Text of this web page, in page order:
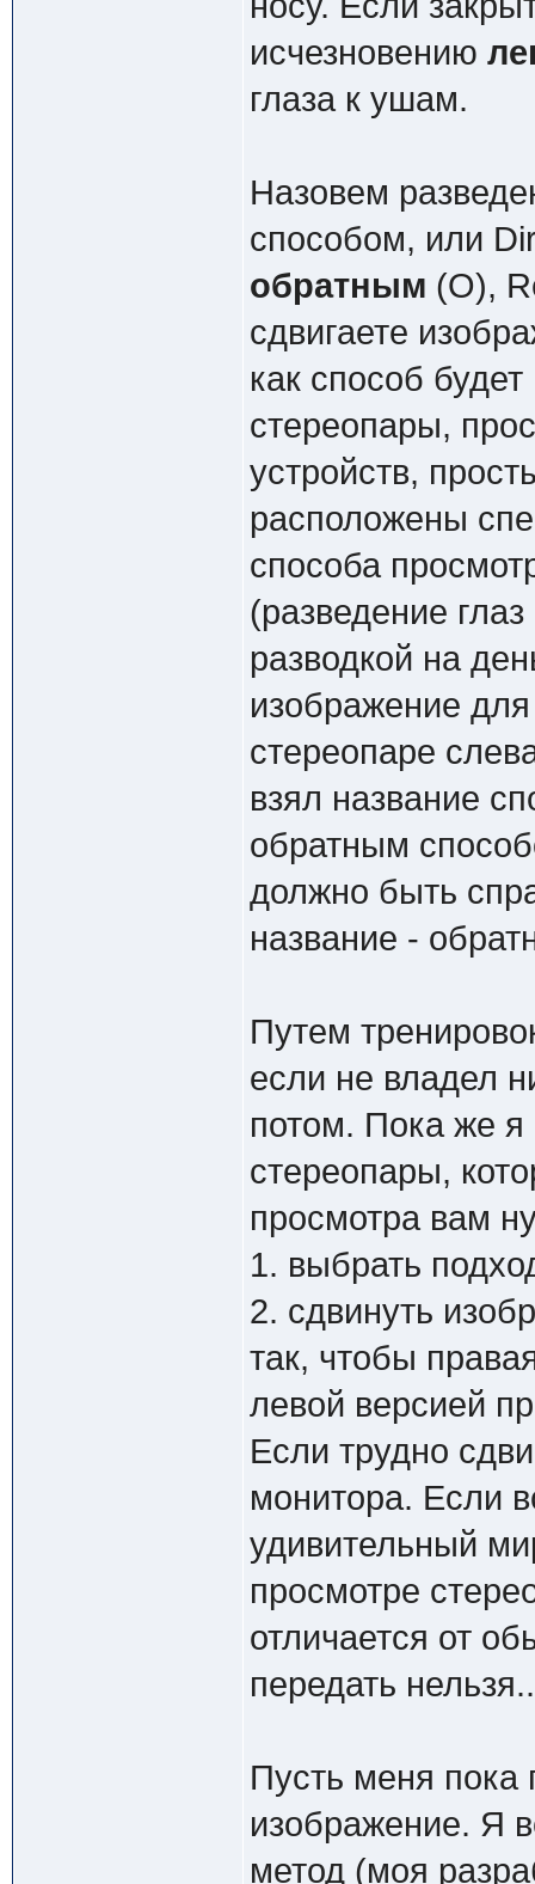
исчезновению
глаза к ушам.
Назовем
способом, или
обратным (О),
сдвигаете
как способ
стереопары,
устройств,
расположены
способа
(разведение
разводкой на
изображение
стереопаре
взял название
обратным
должно быть
название -
Путем
если не владел
потом. Пока же
стереопары,
просмотра вам
1. выбрать
2. сдвинуть
так, чтобы
левой версией
Если трудно
монитора. Если
удивительный
просмотре
отличается от
передать нельзя..
Пусть меня пока
изображение. Я
метод (моя